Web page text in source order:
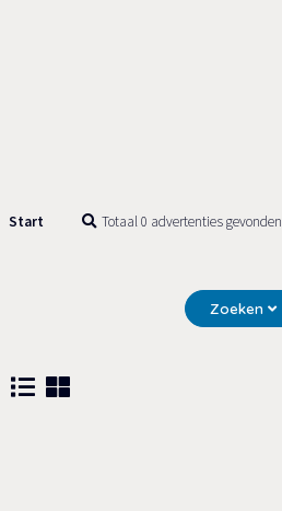
Start Totaal 0 advertenties gevonden
Zoeken